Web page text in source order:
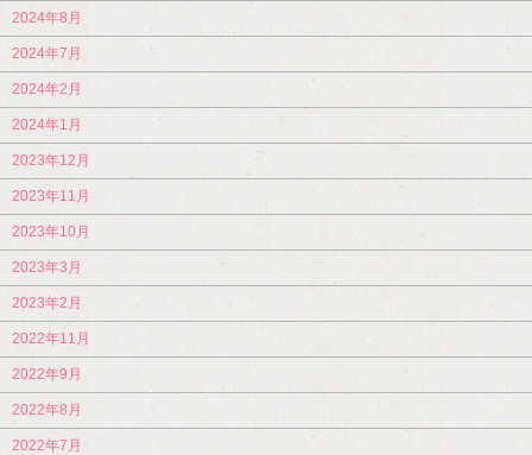
2024年8月
2024年7月
2024年2月
2024年1月
2023年12月
2023年11月
2023年10月
2023年3月
2023年2月
2022年11月
2022年9月
2022年8月
2022年7月